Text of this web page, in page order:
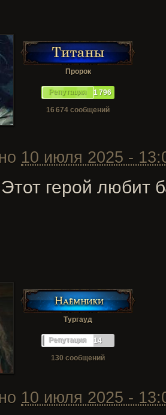
Пророк
Репутация 1 796
16 674 сообщений
10 июля 2025 -
герой любит
Тургауд
Репутация 14
130 сообщений
10 июля 2025 -